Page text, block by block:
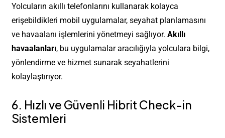
Yolcuların akıllı telefonlarını kullanarak kolayca
erişebildikleri mobil uygulamalar, seyahat planlamasını
ve havaalanı işlemlerini yönetmeyi sağlıyor. Akıllı
havaalanları, bu uygulamalar aracılığıyla yolculara bilgi,
yönlendirme ve hizmet sunarak seyahatlerini
kolaylaştırıyor.
6. Hızlı ve Güvenli Hibrit Check-in
Sistemleri